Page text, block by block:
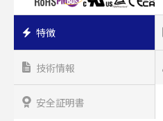
特徴
技術情報
安全証明書